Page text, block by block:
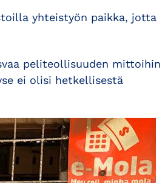
yhteistyön paikka, jotta
peliteollisuuden mittoihin
ei olisi hetkellisestä